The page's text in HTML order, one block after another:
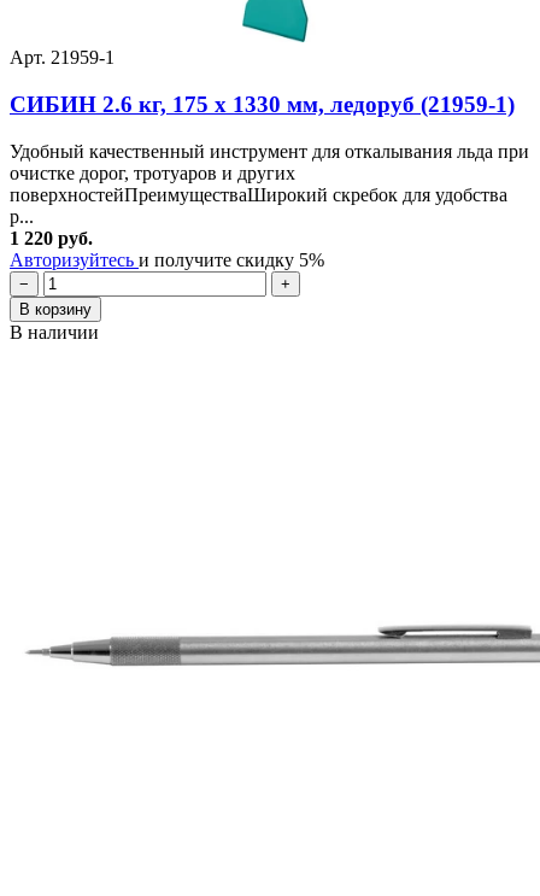
Арт. 21959-1
СИБИН 2.6 кг, 175 х 1330 мм, ледоруб (21959-1)
Удобный качественный инструмент для откалывания льда при
очистке дорог, тротуаров и других
поверхностейПреимуществаШирокий скребок для удобства
р...
1 220 руб.
Авторизуйтесь и получите скидку 5%
−
+
В корзину
В наличии